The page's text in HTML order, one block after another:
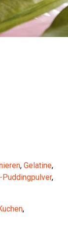
, Gelatine,
Puddingpulver,
,